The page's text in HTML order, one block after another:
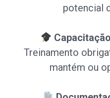
potencial
Treinamento
mantém ou